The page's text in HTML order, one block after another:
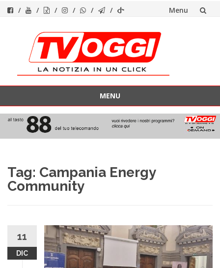
Menu
contenuto
MENU
contenuto
Tag: Campania Energy
Community
11
DIC